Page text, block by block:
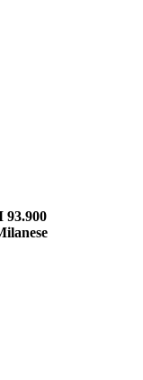
93.900